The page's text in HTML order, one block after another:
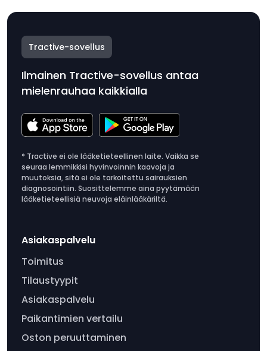
Tractive-sovellus
Ilmainen Tractive-sovellus antaa
mielenrauhaa kaikkialla
* Tractive ei ole lääketieteellinen laite. Vaikka se
seuraa lemmikkisi hyvinvoinnin kaavoja ja
muutoksia, sitä ei ole tarkoitettu sairauksien
diagnosointiin. Suosittelemme aina pyytämään
lääketieteellisiä neuvoja eläinlääkäriltä.
Asiakaspalvelu
Toimitus
Tilaustyypit
Asiakaspalvelu
Paikantimien vertailu
Oston peruuttaminen